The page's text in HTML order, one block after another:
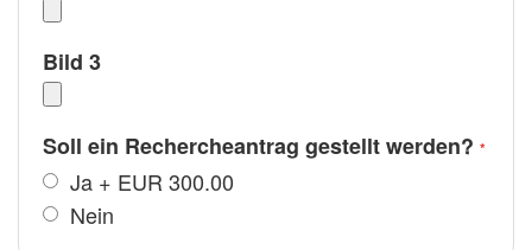
Bild 3
Soll ein Rechercheantrag gestellt werden?
Ja + EUR 300.00
Nein